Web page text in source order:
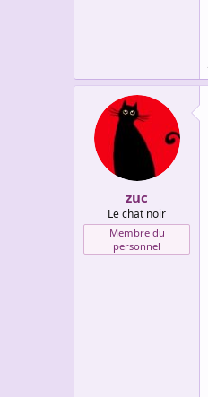
zuc
Le chat noir
Membre du
personnel